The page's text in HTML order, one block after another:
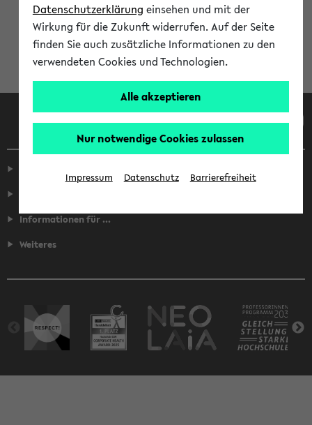
Anmeldung am eKVV
Informationen für ...
Weiteres
Datenschutzerklärung einsehen und mit der
Wirkung für die Zukunft widerrufen. Auf der Seite
finden Sie auch zusätzliche Informationen zu den
verwendeten Cookies und Technologien.
Alle akzeptieren
Nur notwendige Cookies zulassen
Impressum Datenschutz Barrierefreiheit